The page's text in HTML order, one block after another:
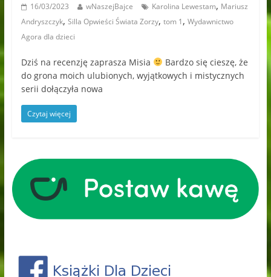
16/03/2023 wNaszejBajce Karolina Lewestam, Mariusz
Andryszczyk, Silla Opwieści Świata Zorzy, tom 1 , Wydawnictwo
Agora dla dzieci
Dziś na recenzję zaprasza Misia
Bardzo się cieszę, że
do grona moich ulubionych, wyjątkowych i mistycznych
serii dołączyła nowa
Czytaj więcej